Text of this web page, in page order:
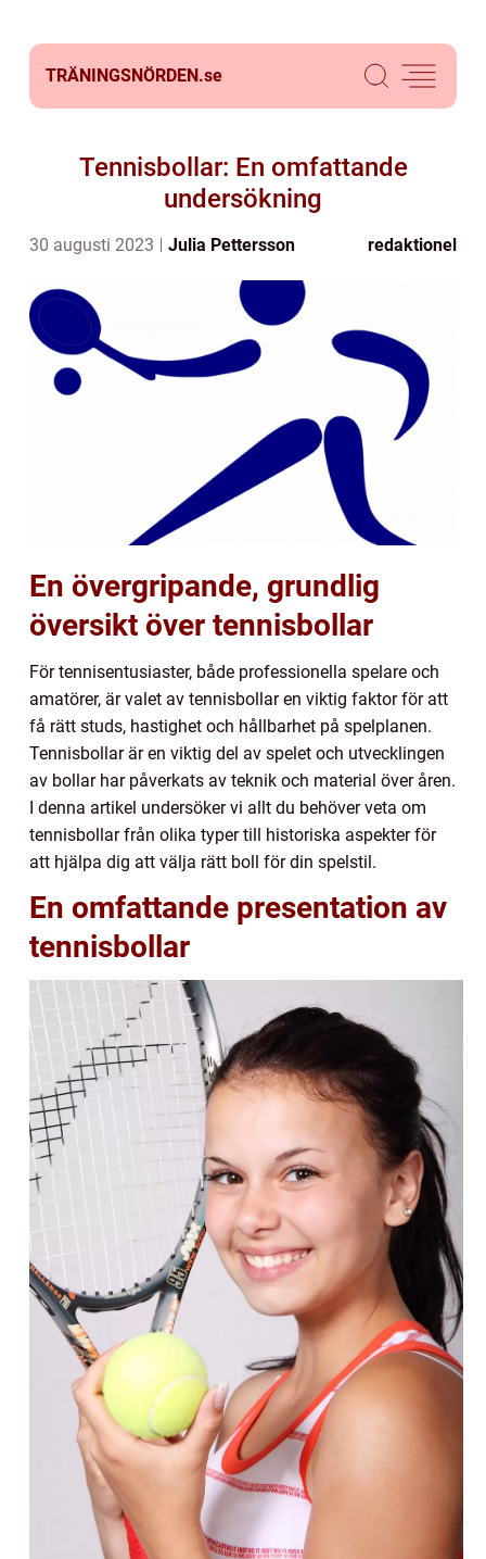
TRÄNINGSNÖRDEN.se
Tennisbollar: En omfattande
undersökning
30 augusti 2023 Julia Pettersson redaktionel
En övergripande, grundlig
översikt över tennisbollar
För tennisentusiaster, både professionella spelare och
amatörer, är valet av tennisbollar en viktig faktor för att
få rätt studs, hastighet och hållbarhet på spelplanen.
Tennisbollar är en viktig del av spelet och utvecklingen
av bollar har påverkats av teknik och material över åren.
I denna artikel undersöker vi allt du behöver veta om
tennisbollar från olika typer till historiska aspekter för
att hjälpa dig att välja rätt boll för din spelstil.
En omfattande presentation av
tennisbollar